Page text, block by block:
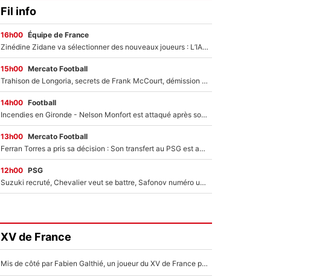
Fil info
16h00 Équipe de France
Zinédine Zidane va sélectionner des nouveaux joueurs : L’IA dévoile les 5 cracks qui pourraient rapidement le rejoindre en équipe de France !
15h00 Mercato Football
Trahison de Longoria, secrets de Frank McCourt, démission de Roberto De Zerbi : Medhi Benatia se lâche sur son départ de l'OM et fait d'importantes révélations
14h00 Football
Incendies en Gironde - Nelson Monfort est attaqué après son dérapage sur CNews : «Et lui, il prend combien pour parler dans un studio climatisé?»
13h00 Mercato Football
Ferran Torres a pris sa décision : Son transfert au PSG est annoncé en Espagne !
12h00 PSG
Suzuki recruté, Chevalier veut se battre, Safonov numéro un… Le PSG se lance encore dans un gros chantier pour le poste de gardien de but
XV de France
Mis de côté par Fabien Galthié, un joueur du XV de France partage sa frustration : «ils ne me l’ont pas dit tout de suite»